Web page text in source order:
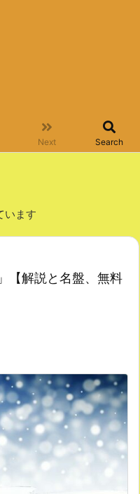
Next Search
います
【解説と名盤、無料